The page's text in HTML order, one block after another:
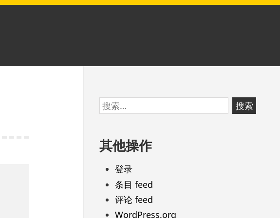
跳
至
脚
搜
索：
其他操作
登录
条目 feed
评论 feed
WordPress.org